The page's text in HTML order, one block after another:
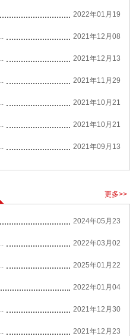
2022年01月19
2021年12月08
2021年12月13
2021年11月29
2021年10月21
2021年10月21
2021年09月13
更多>>
2024年05月23
2022年03月02
2025年01月22
2022年01月04
2021年12月30
2021年12月23